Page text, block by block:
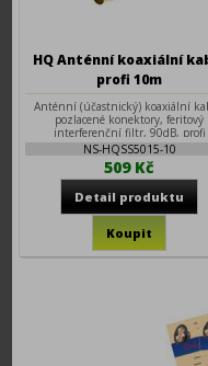
HQ Anténní koaxiální
profi 10m
Anténní (účastnický) koaxiální
pozlacené konektory, feritový
interferenční filtr, 90dB, profi
provedení, délka 10m
NS-HQSS5015-10
509 Kč